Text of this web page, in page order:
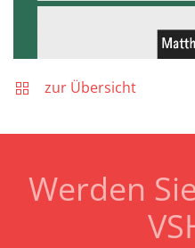
zur Übersicht
Werden